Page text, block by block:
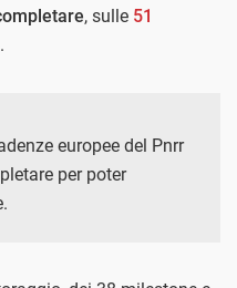
, sulle 51
.
europee del Pnrr
per poter